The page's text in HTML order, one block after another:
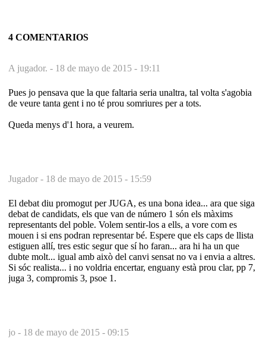
4 COMENTARIOS
A jugador. - 18 de mayo de 2015 - 19:11
Pues jo pensava que la que faltaria seria unaltra, tal volta s'agobia
de veure tanta gent i no té prou somriures per a tots.
Queda menys d'1 hora, a veurem.
Jugador - 18 de mayo de 2015 - 15:59
El debat diu promogut per JUGA, es una bona idea... ara que siga
debat de candidats, els que van de número 1 són els màxims
representants del poble. Volem sentir-los a ells, a vore com es
mouen i si ens podran representar bé. Espere que els caps de llista
estiguen allí, tres estic segur que sí ho faran... ara hi ha un que
dubte molt... igual amb això del canvi sensat no va i envia a altres.
Si sóc realista... i no voldria encertar, enguany està prou clar, pp 7,
juga 3, compromis 3, psoe 1.
jo - 18 de mayo de 2015 - 09:15